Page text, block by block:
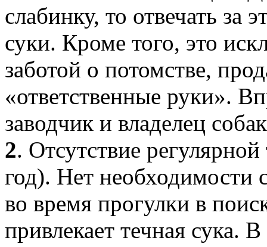
слабинку, то отвечать за
суки. Кроме того, это
заботой о потомстве,
«ответственные руки».
заводчик и владелец
2. Отсутствие
год). Нет необходимости
во время прогулки в
привлекает течная сука.